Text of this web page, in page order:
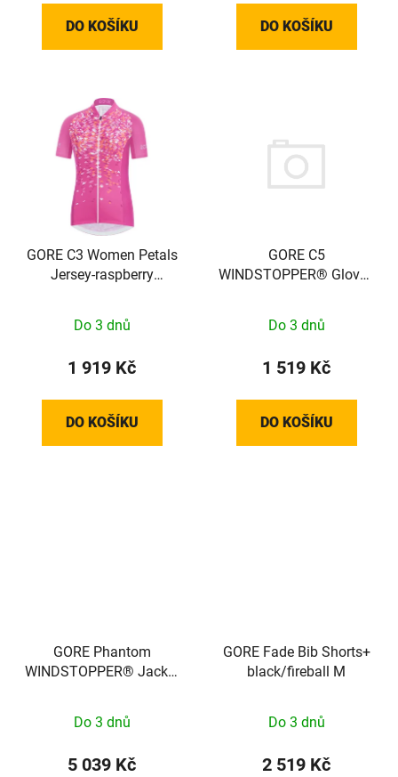
DO KOŠÍKU DO KOŠÍKU
GORE C3 Women Petals
Jersey-raspberry
Do 3 dnů
1 919 Kč
DO KOŠÍKU
GORE C5
WINDSTOPPER® Gloves
Do 3 dnů
1 519 Kč
DO KOŠÍKU
GORE Phantom
WINDSTOPPER® Jacket
Do 3 dnů
5 039 Kč
GORE Fade Bib Shorts+
black/fireball M
Do 3 dnů
2 519 Kč